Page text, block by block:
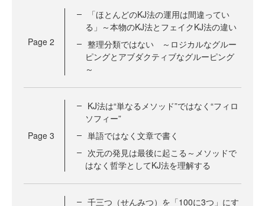
Page 2
「ほとんどのKJ法の運用は間違ってい
る」～本物のKJ法とフェイクKJ法の違い
整理分類ではない ～ロジカルなグルー
ピングとアブダクティブなグルーピング
～
Page 3
KJ法は“単なるメソッド”ではなく“フィロ
ソフィー”
単語ではなく文章で書く
次元の発見は最後に起こる～メソッドで
はなく哲学としてKJ法を理解する
千三つ（せんみつ）を「100に3つ」にす